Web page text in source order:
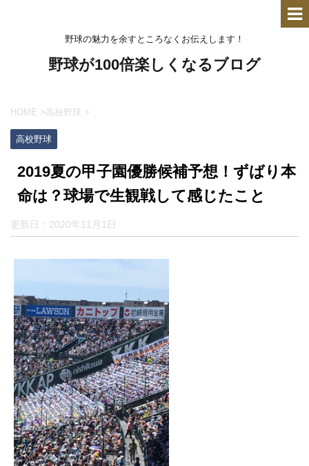
野球の魅力を余すところなくお伝えします！
野球が100倍楽しくなるブログ
HOME >高校野球 >
高校野球
2019夏の甲子園優勝候補予想！ずばり本
命は？球場で生観戦して感じたこと
更新日： 2020年11月1日